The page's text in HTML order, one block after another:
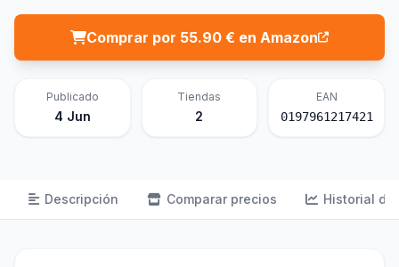
Comprar por 55.90 € en Amazon
Publicado
4 Jun
Tiendas
2
EAN
0197961217421
Descripción Comparar precios Historial de